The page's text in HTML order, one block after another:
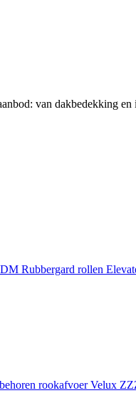
van dakbedekking
Rubbergard rollen
rookafvoerVelux